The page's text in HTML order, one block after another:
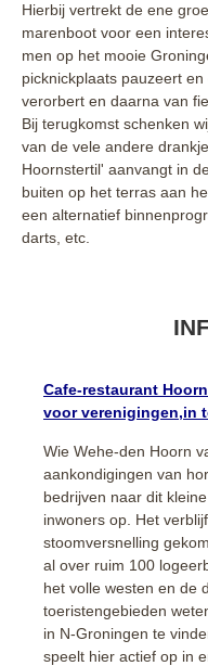
Hierbij vertrekt de ene
marenboot voor een
men op het mooie
picknickplaats pauzeert
verorbert en daarna van
Bij terugkomst schenken
van de vele andere
Hoornstertil' aanvangt in
buiten op het terras aan
een alternatief
darts, etc.
Cafe-restaurant
voor verenigingen,in
Wie Wehe-den Hoorn
aankondigingen van
bedrijven naar dit
inwoners op. Het
stoomversnelling
al over ruim 100
het volle westen en de
toeristengebieden
in N-Groningen te
speelt hier actief op in